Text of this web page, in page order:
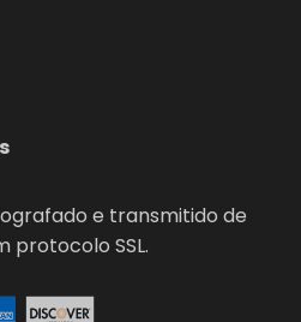
e transmitido de
protocolo SSL.